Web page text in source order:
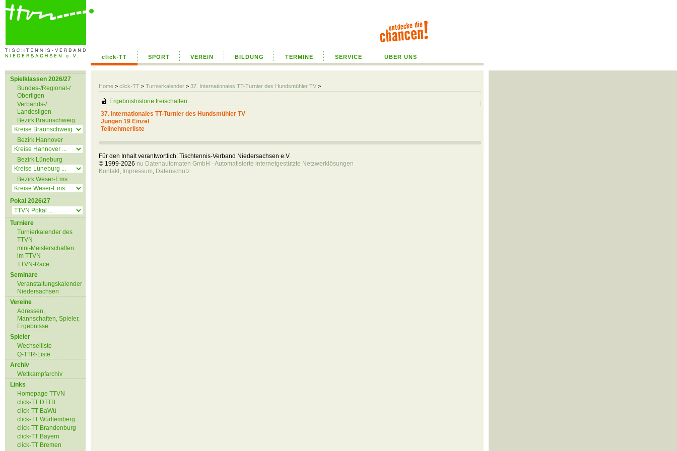
click-TT SPORT VEREIN BILDUNG TERMINE SERVICE ÜBER UNS
Home > click-TT > Turnierkalender > 37. Internationales TT-Turnier des Hundsmühler TV >
Spielklassen 2026/27
Bundes-/Regional-/
Oberligen
Verbands-/
Landesligen
Bezirk Braunschweig
Bezirk Hannover
Bezirk Lüneburg
Bezirk Weser-Ems
Pokal 2026/27
Turniere
Turnierkalender des
TTVN
mini-Meisterschaften
im TTVN
TTVN-Race
Seminare
Veranstaltungskalender
Niedersachsen
Vereine
Adressen,
Mannschaften, Spieler,
Ergebnisse
Spieler
Wechselliste
Q-TTR-Liste
Archiv
Wettkampfarchiv
Links
Homepage TTVN
click-TT DTTB
click-TT BaWü
click-TT Württemberg
click-TT Brandenburg
click-TT Bayern
click-TT Bremen
Ergebnishistorie freischalten ...
37. Internationales TT-Turnier des Hundsmühler TV
Jungen 19 Einzel
Teilnehmerliste
Für den Inhalt verantwortlich: Tischtennis-Verband Niedersachsen e.V.
© 1999-2026 nu Datenautomaten GmbH - Automatisierte internetgestützte Netzwerklösungen
Kontakt, Impressum, Datenschutz